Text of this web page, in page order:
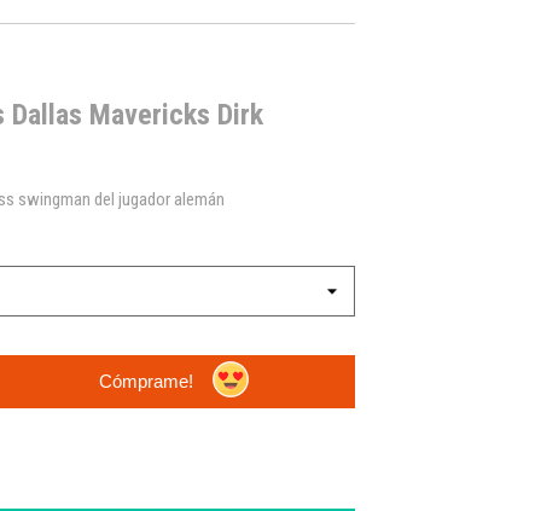
Dallas Mavericks Dirk
swingman del jugador alemán
Cómprame!